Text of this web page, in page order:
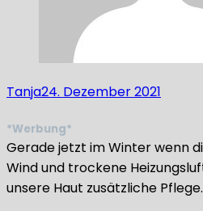
Tanja24. Dezember 2021
*Werbung*
Gerade jetzt im Winter wenn
Wind und trockene
unsere Haut zusätzliche Pflege.